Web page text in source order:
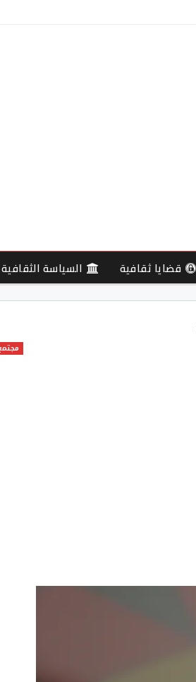
قضايا ثقافية السياسة الثقافية